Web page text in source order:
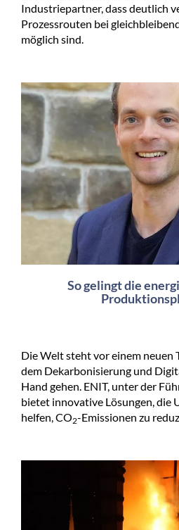
Industriepartner, dass deutlich
Prozessrouten bei
möglich sind.
So gelingt die
Die Welt steht vor einem neuen
dem Dekarbonisierung und
Hand gehen. ENIT, unter der
bietet innovative Lösungen, die
helfen, CO2-Emissionen zu